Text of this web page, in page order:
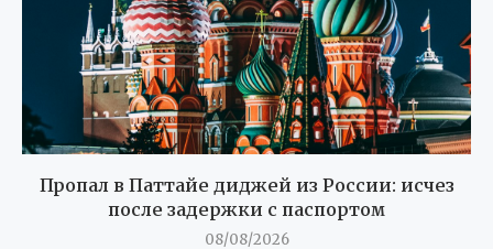
Пропал в Паттайе диджей из России: исчез
после задержки с паспортом
08/08/2026